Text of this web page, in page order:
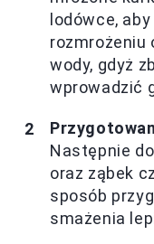
lodówce,
rozmrożeniu
wody, gdyż
wprowadzić
Następnie
oraz ząbek
sposób
smażenia